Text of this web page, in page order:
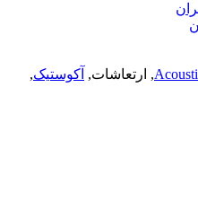
, ارتعاشات,آکوستیک,